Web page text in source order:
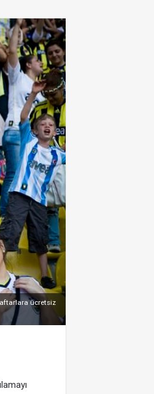
ücretsiz